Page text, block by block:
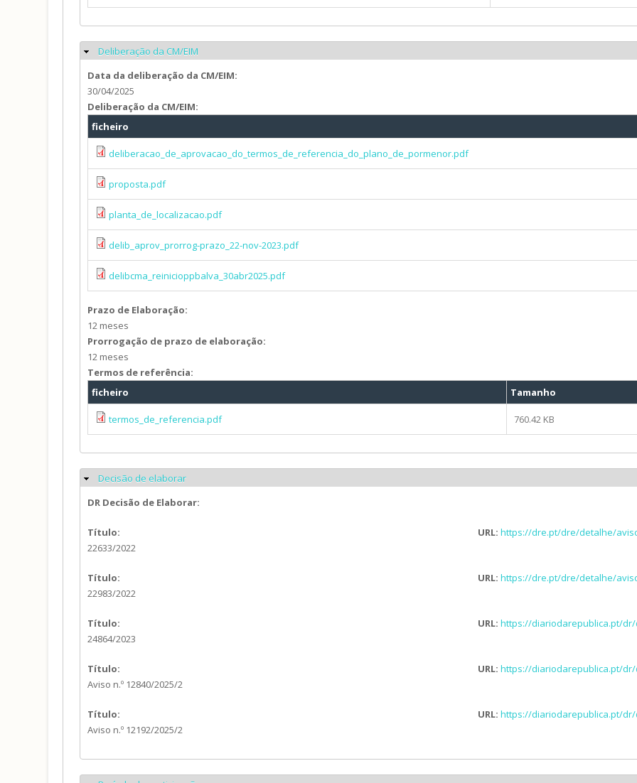
Ocultar
Deliberação da CM/EIM
Data da deliberação da CM/EIM:
30/04/2025
Deliberação da CM/EIM:
ficheiro
deliberacao_de_aprovacao_do_termos_de_referencia_do_plano_de_pormenor.pdf
proposta.pdf
planta_de_localizacao.pdf
delib_aprov_prorrog-prazo_22-nov-2023.pdf
delibcma_reinicioppbalva_30abr2025.pdf
Prazo de Elaboração:
12 meses
Prorrogação de prazo de elaboração:
12 meses
Termos de referência:
ficheiro
Tamanho
termos_de_referencia.pdf 760.42 KB
Ocultar
Decisão de elaborar
DR Decisão de Elaborar:
Título:
22633/2022
URL: https://dre.pt/dre/detalhe/
Título:
22983/2022
URL: https://dre.pt/dre/detalhe/
Título:
24864/2023
URL: https://diariodarepublica.pt/dr/
Título:
Aviso n.º 12840/2025/2
URL: https://diariodarepublica.pt/dr/
Título:
Aviso n.º 12192/2025/2
URL: https://diariodarepublica.pt/dr/